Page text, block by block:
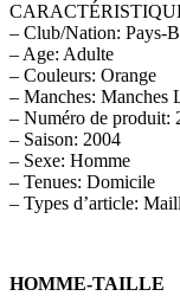
– Club/Nation: Pays-
– Age: Adulte
– Couleurs: Orange
– Manches: Manches
– Numéro de produit:
– Saison: 2004
– Sexe: Homme
– Tenues: Domicile
– Types d’article:
HOMME-TAILLE